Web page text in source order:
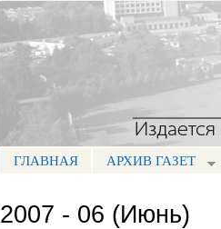
Портал СМИ КБР
МЕНЮ ГОРЯНКА
ГЛАВНАЯ АРХИВ ГАЗЕТ
2007 - 06 (Июнь)